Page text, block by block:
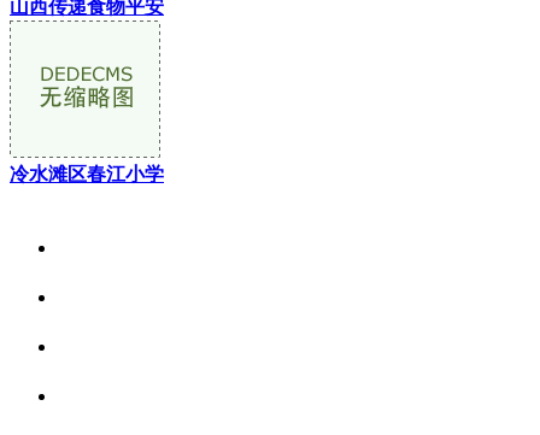
山西传递食物平安
冷水滩区春江小学